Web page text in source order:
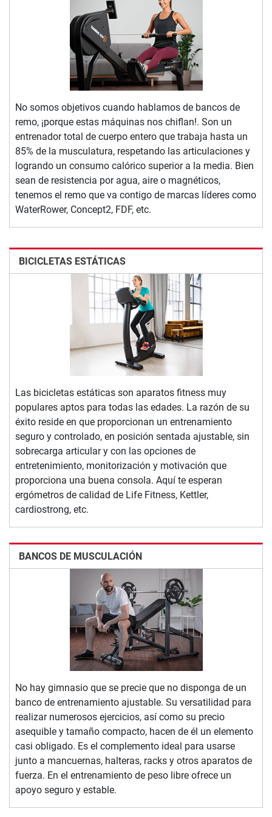
No somos objetivos cuando hablamos de bancos de
remo, ¡porque estas máquinas nos chiflan!. Son un
entrenador total de cuerpo entero que trabaja hasta un
85% de la musculatura, respetando las articulaciones y
logrando un consumo calórico superior a la media. Bien
sean de resistencia por agua, aire o magnéticos,
tenemos el remo que va contigo de marcas líderes como
WaterRower, Concept2, FDF, etc.
BICICLETAS ESTÁTICAS
Las bicicletas estáticas son aparatos fitness muy
populares aptos para todas las edades. La razón de su
éxito reside en que proporcionan un entrenamiento
seguro y controlado, en posición sentada ajustable, sin
sobrecarga articular y con las opciones de
entretenimiento, monitorización y motivación que
proporciona una buena consola. Aquí te esperan
ergómetros de calidad de Life Fitness, Kettler,
cardiostrong, etc.
BANCOS DE MUSCULACIÓN
No hay gimnasio que se precie que no disponga de un
banco de entrenamiento ajustable. Su versatilidad para
realizar numerosos ejercicios, así como su precio
asequible y tamaño compacto, hacen de él un elemento
casi obligado. Es el complemento ideal para usarse
junto a mancuernas, halteras, racks y otros aparatos de
fuerza. En el entrenamiento de peso libre ofrece un
apoyo seguro y estable.